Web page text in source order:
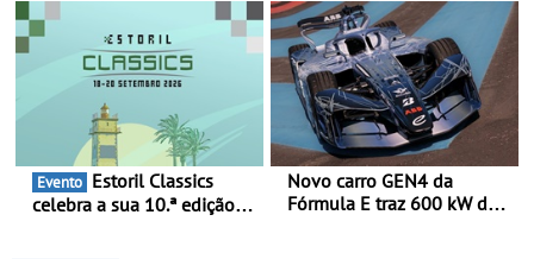
Espanha no MADRING -
Ford Fan Zone com um
preço especial exclusivo de
400 €, para os três dias de
competição
Novo automóvel de
competição, um calendário
apelativo e uma equipa
júnior competitiva
Evento
celebra a sua 10.ª edição
Novo carro GEN4 da
Fórmula E traz 600 kW de